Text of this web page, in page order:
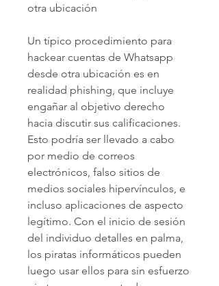
otra ubicación
Un típico procedimiento para
hackear cuentas de Whatsapp
desde otra ubicación es en
realidad phishing, que incluye
engañar al objetivo derecho
hacia discutir sus calificaciones.
Esto podría ser llevado a cabo
por medio de correos
electrónicos, falso sitios de
medios sociales hipervínculos, e
incluso aplicaciones de aspecto
legítimo. Con el inicio de sesión
del individuo detalles en palma,
los piratas informáticos pueden
luego usar ellos para sin esfuerzo